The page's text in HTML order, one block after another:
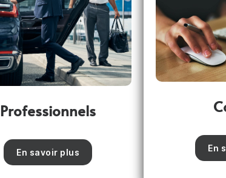
Professionnels
En savoir plus En